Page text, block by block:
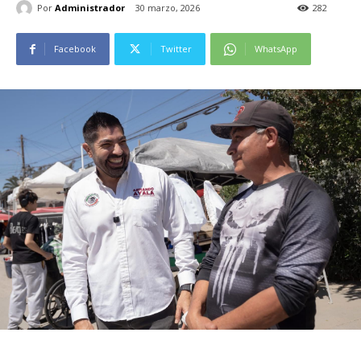
Por Administrador 30 marzo, 2026 282
Facebook Twitter WhatsApp